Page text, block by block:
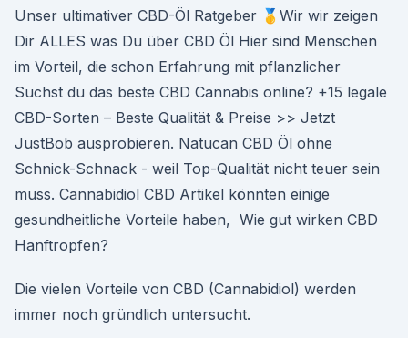
Unser ultimativer CBD-Öl Ratgeber 🥇Wir wir zeigen
Dir ALLES was Du über CBD Öl Hier sind Menschen
im Vorteil, die schon Erfahrung mit pflanzlicher
Suchst du das beste CBD Cannabis online? +15 legale
CBD-Sorten – Beste Qualität & Preise >> Jetzt
JustBob ausprobieren. Natucan CBD Öl ohne
Schnick-Schnack - weil Top-Qualität nicht teuer sein
muss. Cannabidiol CBD Artikel könnten einige
gesundheitliche Vorteile haben, Wie gut wirken CBD
Hanftropfen?
Die vielen Vorteile von CBD (Cannabidiol) werden
immer noch gründlich untersucht.